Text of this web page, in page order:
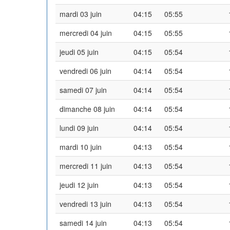
mardi 03 juin 04:15 05:55
mercredi 04 juin
04:15 05:55
jeudi 05 juin
04:15 05:54
vendredi 06 juin
04:14 05:54
samedi 07 juin
04:14 05:54
dimanche 08 juin
04:14 05:54
lundi 09 juin
04:14 05:54
mardi 10 juin
04:13 05:54
mercredi 11 juin
04:13 05:54
jeudi 12 juin
04:13 05:54
vendredi 13 juin
04:13 05:54
samedi 14 juin
04:13 05:54